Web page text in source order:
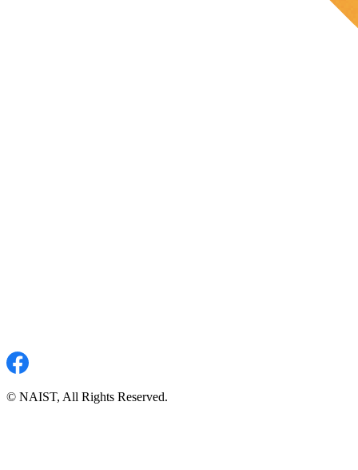
© NAIST, All Rights Reserved.